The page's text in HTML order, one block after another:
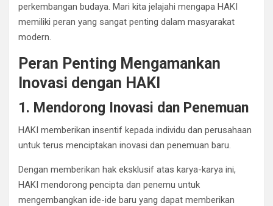
perkembangan budaya. Mari kita jelajahi mengapa HAKI
memiliki peran yang sangat penting dalam masyarakat
modern.
Peran Penting Mengamankan
Inovasi dengan HAKI
1. Mendorong Inovasi dan Penemuan
HAKI memberikan insentif kepada individu dan perusahaan
untuk terus menciptakan inovasi dan penemuan baru.
Dengan memberikan hak eksklusif atas karya-karya ini,
HAKI mendorong pencipta dan penemu untuk
mengembangkan ide-ide baru yang dapat memberikan